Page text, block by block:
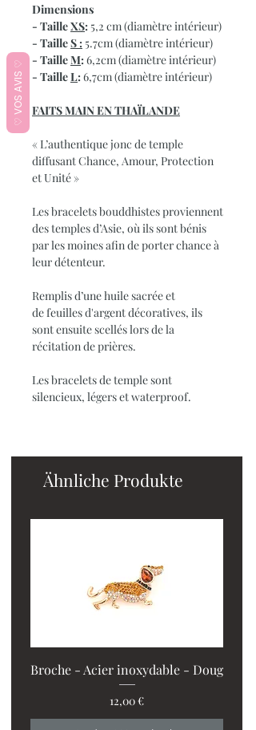
Dimensions
- TailleXS: 5,2 cm (diamètre intérieur)
- TailleS : 5.7cm (diamètre intérieur)
- TailleM:6,2cm (diamètre intérieur)
- TailleL:6,7cm (diamètre intérieur)
FAITS MAIN EN THAÏLANDE
« L’authentique jonc de temple
diffusant Chance, Amour, Protection
et Unité »
Les bracelets bouddhistes proviennent
des temples d’Asie, où ils sont bénis
par les moines afin de porter chance à
leur détenteur.
Remplis d’une huile sacrée et
de feuilles d'argent décoratives, ils
sont ensuite scellés lors de la
récitation de prières.
Les bracelets de temple sont
silencieux, légers et waterproof.
Ähnliche Produkte
Broche - Acier inoxydable - Doug
Preis
12,00 €
♡ VOS AVIS ♡